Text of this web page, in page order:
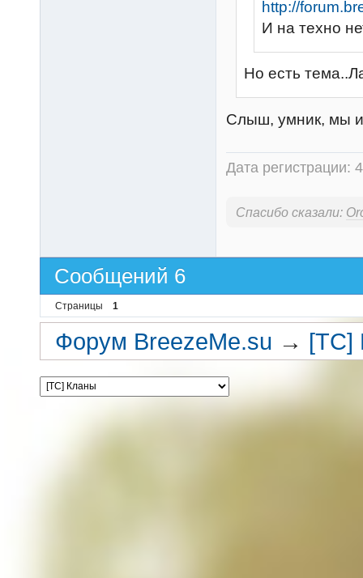
http://
И на техно
Но есть
Слыш, умник, мы
Дата регистрации:
Спасибо сказали:
Сообщений 6
Страницы 1
Форум BreezeMe.su → [TC]